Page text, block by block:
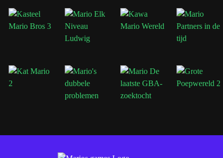
Kenmerken
Terug naar Subcon
Beroemde Mario-
Vecht tegen klassieke